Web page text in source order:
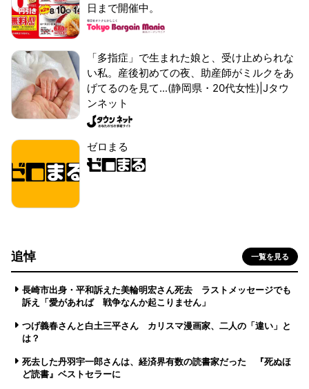
日まで開催中。
「多指症」で生まれた娘と、受け止められな
い私。産後初めての夜、助産師がミルクをあ
げてるのを見て...(静岡県・20代女性)|Jタウ
ンネット
ゼロまる
追悼 一覧を見る
長崎市出身・平和訴えた美輪明宏さん死去 ラストメッセージでも
訴え「愛があれば 戦争なんか起こりません」
つげ義春さんと白土三平さん カリスマ漫画家、二人の「違い」と
は？
死去した丹羽宇一郎さんは、経済界有数の読書家だった 『死ぬほ
ど読書』ベストセラーに